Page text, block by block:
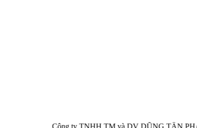
Công ty TNHH TM và DV DŨNG TẤN PHÁT chuyên